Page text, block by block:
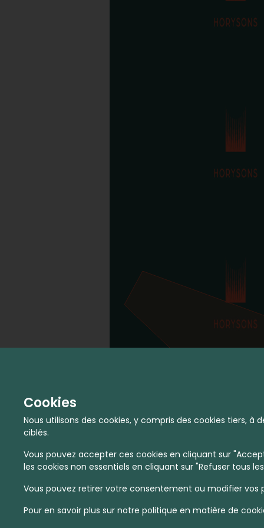
Cookies
Nous utilisons des cookies, y compris des cookies tiers,
ciblés.
Vous pouvez accepter ces cookies en cliquant sur
les cookies non essentiels en cliquant sur "Refuser tous
Vous pouvez retirer votre consentement ou modifier
Pour en savoir plus sur notre politique en matière de